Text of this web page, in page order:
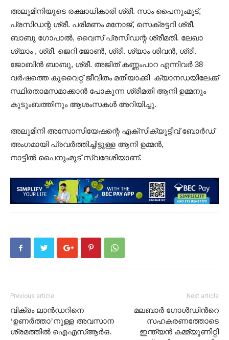
അലുമിനിയുടെ രക്ഷാധികാരി ശ്രീ. സാം പൈനുംമൂട്,
പ്രസിഡന്റ ശ്രീ. പരിമണം മനോജ്, സെക്രട്ടറി ശ്രീ.
ബാബു ഗോപാൽ, വൈസ് പ്രസിഡന്റ ശ്രീമതി. ലേഖാ
ശ്യാം , ശ്രീ. ജെറി ജോൺ, ശ്രീ. ശ്യാം ശിവൻ, ശ്രീ.
ജോബിൻ ബാബു, ശ്രീ. അജിത് കണ്ണംപാറ എന്നിവർ 38
വർഷത്തെ കുവൈറ്റ് ജീവിതം മതിയാക്കി ക്യാനഡയിലേക്ക്
സ്ഥിരതാമസമാക്കാൻ പോകുന്ന ശ്രീമതി ആനി ഉമ്മനും
കുടുംബത്തിനും ആശംസകൾ അറിയിച്ചു.
അലുമിനി അസോസിയേഷന്റെ എക്സിക്യൂട്ടീവ് ബോർഡ്
അംഗമായി പ്രവർത്തിച്ചിട്ടുള്ള ആനി ഉമ്മൻ,
നാട്ടിൽ പൈനുംമുട് സ്വദേശിയാണ്.
Previous article
വിക്രം ലാൻഡറിനെ
‘ഉണർത്താ’നുള്ള അവസാന
ശ്രമത്തിൽ ഐഎസ്‌ആർഒ.
Next article
മലബാര്‍ ഗോള്‍ഡിന്‍റെ
സഹകരണത്തോടെ
ഇന്ത്യന്‍ കമ്മ്യൂണിറ്റി